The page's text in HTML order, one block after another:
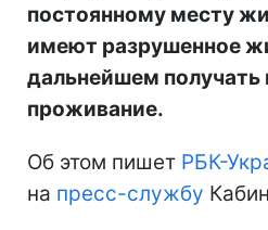
постоянному месту
имеют разрушенное
дальнейшем
проживание.
Об этом пишет РБК-
на пресс-службу